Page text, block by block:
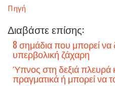
Πηγή
Διαβάστε επίσης:
8 σημάδια που μπορεί να
υπερβολική ζάχαρη
Ύπνος στη δεξιά πλευρά
πραγματικά ή μπορεί να